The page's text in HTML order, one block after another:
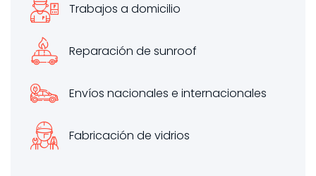
Trabajos a domicilio
Reparación de sunroof
Envíos nacionales e internacionales
Fabricación de vidrios